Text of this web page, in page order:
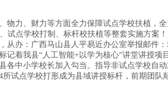
、财力等方面全力保障试点学校扶植，全
点学校打制、标杆校扶植等整套实施方案
办：广西马山县人平易近办公室举报邮件
着我县“人工智能+以学为核心”讲堂讲授
中小学校长加入勾当。指导非试点学校自
试点学校打形成为县域讲授标杆，前期团